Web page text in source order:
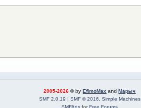
2005-2026 © byEfimoMax andМарыч
SMF 2.0.19 | SMF © 2016, Simple Machines
SMFAds forFree Forums